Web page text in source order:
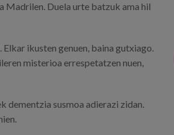
Madrilen. Duela urte batzuk ama hil
ikusten genuen, baina gutxiago.
misterioa errespetatzen nuen,
dementzia susmoa adierazi zidan.